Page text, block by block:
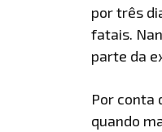
por três
fatais.
parte da
Por conta
quando